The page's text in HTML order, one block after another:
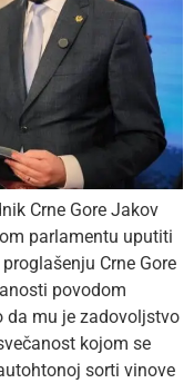
Crne Gore Jakov
parlamentu uputiti
Crne Gore
povodom
da mu je zadovoljstvo
kojom se
sorti vinove